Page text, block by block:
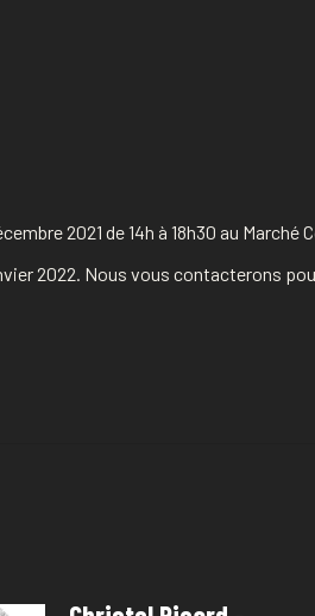
2021 de 14h à 18h30 au Marché
2022. Nous vous contacterons